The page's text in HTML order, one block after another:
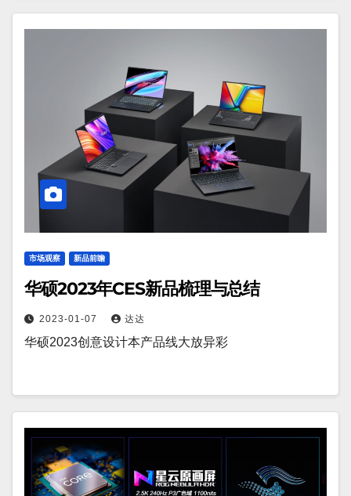
市场观察 新品前瞻
华硕2023年CES新品梳理与总结
2023-01-07 达达
华硕2023创意设计本产品线大放异彩